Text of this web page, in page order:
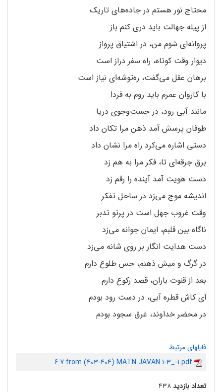
محتاج نور هستم در جاده‌های تاریک
از پیله جهالت باید دری کنم باز
پروانه‌ای شوم من، در اشتیاق پرواز
دیوار وقت کوتاه، راه سفر دراز است
برهان عقل می‌گفت، ره‌توشه‌ای نیاز است
با کاروان عمرم باید روم به فردا
مانند آبی رود، در جست‌وجوی دریا
طوفان پرسش آمد ذهن مرا تکان داد
دستی اشاره می‌کرد راه مرا نشان داد
برق جرقه‌ای تا، فکر مرا به هم زد
دست هویت آمد آینده را رقم زد
اندیشه موج می‌زد در ساحل تفکر
وقت غروب جهل است در پرتو تدبر
ناگاه بین قلبم، ایمان جوانه می‌زد
دست هدایت انگار بر روی شانه می‌زد
در گرگ و میش ذهنم، حس طلوع دارم
بعد از قنوت باران، قصد رکوع دارم
ای کاش قطره آبی، در دست رود بودم
در محضر خداوند، غرق سجود بودم
فایلهای مرتبط
6.7 from (403-404) MATN JAVAN 1-3_-1.pdf
تعداد بازدید۴۳۸